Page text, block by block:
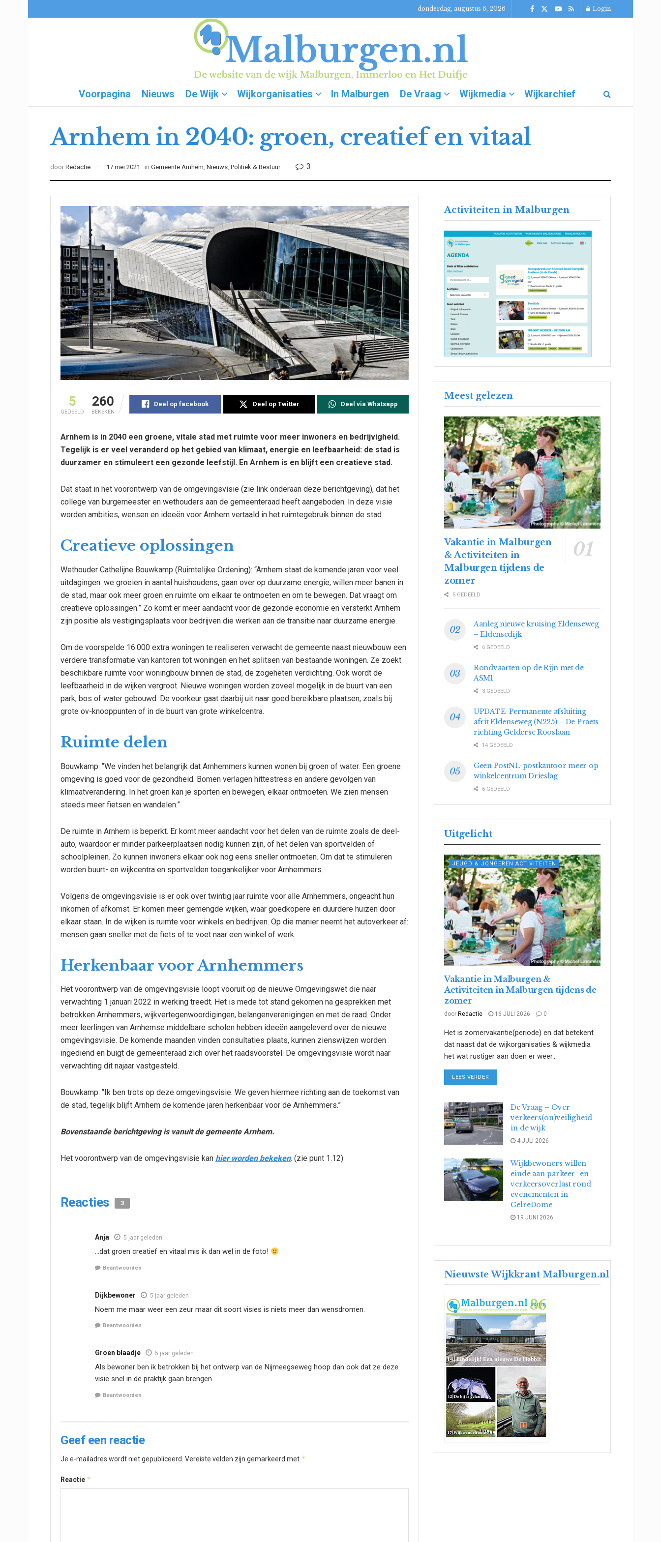
donderdag, augustus 6, 2026 Login
Voorpagina Nieuws De Wijk Wijkorganisaties In Malburgen De Vraag Wijkmedia Wijkarchief
Arnhem in 2040: groen, creatief en vitaal
door Redactie 17 mei 2021 in Gemeente Arnhem, Nieuws, Politiek & Bestuur 3
5
GEDEELD
260
BEKEKEN
Deel op facebook Deel op Twitter Deel via Whatsapp
Arnhem is in 2040 een groene, vitale stad met ruimte voor meer inwoners en bedrijvigheid.
Tegelijk is er veel veranderd op het gebied van klimaat, energie en leefbaarheid: de stad is
duurzamer en stimuleert een gezonde leefstijl. En Arnhem is en blijft een creatieve stad.
Dat staat in het voorontwerp van de omgevingsvisie (zie link onderaan deze berichtgeving), dat het
college van burgemeester en wethouders aan de gemeenteraad heeft aangeboden. In deze visie
worden ambities, wensen en ideeën voor Arnhem vertaald in het ruimtegebruik binnen de stad.
Creatieve oplossingen
Wethouder Cathelijne Bouwkamp (Ruimtelijke Ordening): “Arnhem staat de komende jaren voor veel
uitdagingen: we groeien in aantal huishoudens, gaan over op duurzame energie, willen meer banen in
de stad, maar ook meer groen en ruimte om elkaar te ontmoeten en om te bewegen. Dat vraagt om
creatieve oplossingen.” Zo komt er meer aandacht voor de gezonde economie en versterkt Arnhem
zijn positie als vestigingsplaats voor bedrijven die werken aan de transitie naar duurzame energie.
Om de voorspelde 16.000 extra woningen te realiseren verwacht de gemeente naast nieuwbouw een
verdere transformatie van kantoren tot woningen en het splitsen van bestaande woningen. Ze zoekt
beschikbare ruimte voor woningbouw binnen de stad, de zogeheten verdichting. Ook wordt de
leefbaarheid in de wijken vergroot. Nieuwe woningen worden zoveel mogelijk in de buurt van een
park, bos of water gebouwd. De voorkeur gaat daarbij uit naar goed bereikbare plaatsen, zoals bij
grote ov-knooppunten of in de buurt van grote winkelcentra.
Ruimte delen
Bouwkamp: “We vinden het belangrijk dat Arnhemmers kunnen wonen bij groen of water. Een groene
omgeving is goed voor de gezondheid. Bomen verlagen hittestress en andere gevolgen van
klimaatverandering. In het groen kan je sporten en bewegen, elkaar ontmoeten. We zien mensen
steeds meer fietsen en wandelen.”
De ruimte in Arnhem is beperkt. Er komt meer aandacht voor het delen van de ruimte zoals de deel-
auto, waardoor er minder parkeerplaatsen nodig kunnen zijn, of het delen van sportvelden of
schoolpleinen. Zo kunnen inwoners elkaar ook nog eens sneller ontmoeten. Om dat te stimuleren
worden buurt- en wijkcentra en sportvelden toegankelijker voor Arnhemmers.
Volgens de omgevingsvisie is er ook over twintig jaar ruimte voor alle Arnhemmers, ongeacht hun
inkomen of afkomst. Er komen meer gemengde wijken, waar goedkopere en duurdere huizen door
elkaar staan. In de wijken is ruimte voor winkels en bedrijven. Op die manier neemt het autoverkeer af:
mensen gaan sneller met de fiets of te voet naar een winkel of werk.
Herkenbaar voor Arnhemmers
Het voorontwerp van de omgevingsvisie loopt vooruit op de nieuwe Omgevingswet die naar
verwachting 1 januari 2022 in werking treedt. Het is mede tot stand gekomen na gesprekken met
betrokken Arnhemmers, wijkvertegenwoordigingen, belangenverenigingen en met de raad. Onder
meer leerlingen van Arnhemse middelbare scholen hebben ideeën aangeleverd over de nieuwe
omgevingsvisie. De komende maanden vinden consultaties plaats, kunnen zienswijzen worden
ingediend en buigt de gemeenteraad zich over het raadsvoorstel. De omgevingsvisie wordt naar
verwachting dit najaar vastgesteld.
Bouwkamp: “Ik ben trots op deze omgevingsvisie. We geven hiermee richting aan de toekomst van
de stad, tegelijk blijft Arnhem de komende jaren herkenbaar voor de Arnhemmers.”
Bovenstaande berichtgeving is vanuit de gemeente Arnhem.
Het voorontwerp van de omgevingsvisie kan hier worden bekeken. (zie punt 1.12)
Reacties 3
Anja 5 jaar geleden
…dat groen creatief en vitaal mis ik dan wel in de foto!
Beantwoorden
Dijkbewoner 5 jaar geleden
Noem me maar weer een zeur maar dit soort visies is niets meer dan wensdromen.
Beantwoorden
Groen blaadje 5 jaar geleden
Als bewoner ben ik betrokken bij het ontwerp van de Nijmeegseweg hoop dan ook dat ze deze
visie snel in de praktijk gaan brengen.
Beantwoorden
Geef een reactie
Je e-mailadres wordt niet gepubliceerd. Vereiste velden zijn gemarkeerd met *
Reactie *
Activiteiten in Malburgen
Meest gelezen
Vakantie in Malburgen
& Activiteiten in
Malburgen tijdens de
zomer
5 GEDEELD
Aanleg nieuwe kruising Eldenseweg
– Eldensedijk
6 GEDEELD
Rondvaarten op de Rijn met de
ASM1
3 GEDEELD
UPDATE: Permanente afsluiting
afrit Eldenseweg (N225) – De Praets
richting Gelderse Rooslaan
14 GEDEELD
Geen PostNL-postkantoor meer op
winkelcentrum Drieslag
6 GEDEELD
Uitgelicht
JEUGD & JONGEREN ACTIVITEITEN
Vakantie in Malburgen &
Activiteiten in Malburgen tijdens de
zomer
door Redactie 16 JULI 2026 0
Het is zomervakantie(periode) en dat betekent
dat naast dat de wijkorganisaties & wijkmedia
het wat rustiger aan doen er weer...
LEES VERDER
De Vraag – Over
verkeers(on)veiligheid
in de wijk
4 JULI 2026
Wijkbewoners willen
einde aan parkeer- en
verkeersoverlast rond
evenementen in
GelreDome
19 JUNI 2026
Nieuwste Wijkkrant Malburgen.nl